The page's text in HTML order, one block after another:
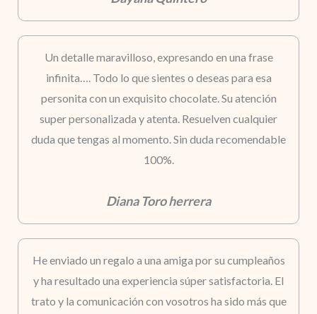
Un detalle maravilloso, expresando en una frase
infinita…. Todo lo que sientes o deseas para esa
personita con un exquisito chocolate. Su atención
super personalizada y atenta. Resuelven cualquier
duda que tengas al momento. Sin duda recomendable
100%.
Diana Toro herrera
He enviado un regalo a una amiga por su cumpleaños
y ha resultado una experiencia súper satisfactoria. El
trato y la comunicación con vosotros ha sido más que